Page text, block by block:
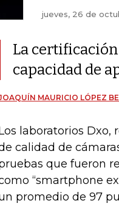
jueves, 26 de
La
capacidad de
MAURICIO LÓPEZ
laboratorios
calidad de
que fueron
“smartphone
promedio de 97